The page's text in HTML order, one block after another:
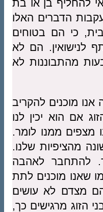
להחליף בן או בת
הדברים האלו
כי הם בטוחים
לנישואין. הם לא
מהתבוננות לא
מוכנים להקריב
אם הוא יכין לנו
מצפים ממנו לומר.
מהציפיות שלנו.
להתחבר לאהבה
שאנו מוכנים לתת
מצדם לא עושים
הזוג מרגישים כך,